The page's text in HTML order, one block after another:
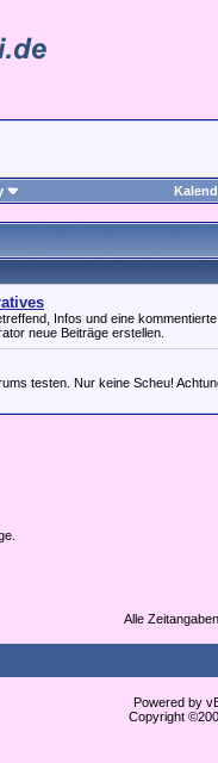
Infos und eine
neue Beiträge erstellen.
testen. Nur keine Scheu!
Alle
Powered by
Copyright